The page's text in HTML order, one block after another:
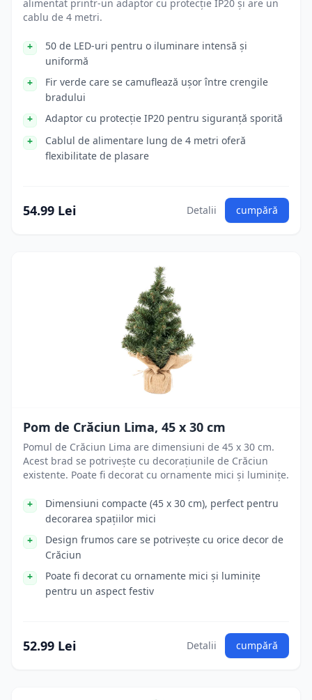
alimentat printr-un adaptor cu protecție IP20 și are un
cablu de 4 metri.
50 de LED-uri pentru o iluminare intensă și
uniformă
Fir verde care se camuflează ușor între crengile
bradului
Adaptor cu protecție IP20 pentru siguranță sporită
Cablul de alimentare lung de 4 metri oferă
flexibilitate de plasare
54.99 Lei Detalii cumpără
Pom de Crăciun Lima, 45 x 30 cm
Pomul de Crăciun Lima are dimensiuni de 45 x 30 cm.
Acest brad se potrivește cu decorațiunile de Crăciun
existente. Poate fi decorat cu ornamente mici și luminițe.
Dimensiuni compacte (45 x 30 cm), perfect pentru
decorarea spațiilor mici
Design frumos care se potrivește cu orice decor de
Crăciun
Poate fi decorat cu ornamente mici și luminițe
pentru un aspect festiv
52.99 Lei Detalii cumpără